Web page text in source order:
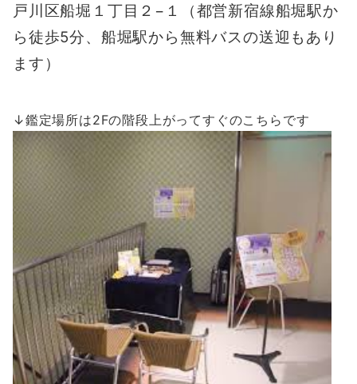
戸川区船堀１丁目２−１（都営新宿線船堀駅か
ら徒歩5分、船堀駅から無料バスの送迎もあり
ます）
↓鑑定場所は2Fの階段上がってすぐのこちらです